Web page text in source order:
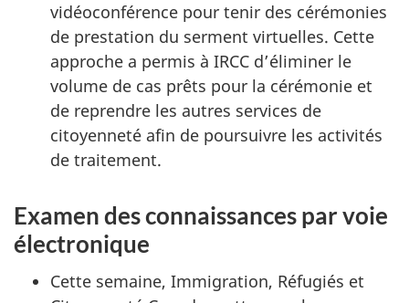
vidéoconférence pour tenir des cérémonies
de prestation du serment virtuelles. Cette
approche a permis à IRCC d’éliminer le
volume de cas prêts pour la cérémonie et
de reprendre les autres services de
citoyenneté afin de poursuivre les activités
de traitement.
Examen des connaissances par voie
électronique
Cette semaine, Immigration, Réfugiés et